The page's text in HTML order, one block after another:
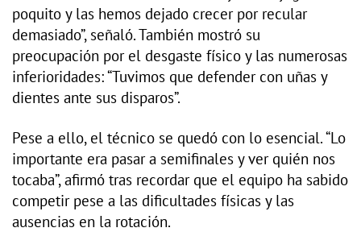
poquito y las hemos dejado crecer por recular
demasiado”, señaló. También mostró su
preocupación por el desgaste físico y las numerosas
inferioridades: “Tuvimos que defender con uñas y
dientes ante sus disparos”.
Pese a ello, el técnico se quedó con lo esencial. “Lo
importante era pasar a semifinales y ver quién nos
tocaba”, afirmó tras recordar que el equipo ha sabido
competir pese a las dificultades físicas y las
ausencias en la rotación.